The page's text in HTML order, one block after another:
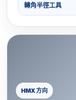
轉角半徑工具
HMX 方向